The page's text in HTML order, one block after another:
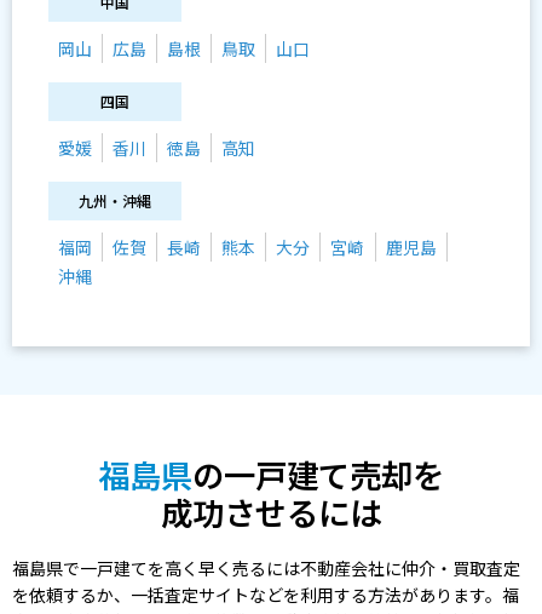
岡山 広島 島根 鳥取 山口
四国
愛媛 香川 徳島 高知
九州・沖縄
福岡 佐賀 長崎 熊本 大分 宮崎
鹿児島
沖縄
福島県の一戸建て売却を
成功させるには
福島県で一戸建てを高く早く売るには不動産会社に仲介・買取査定
を依頼するか、一括査定サイトなどを利用する方法があります。福